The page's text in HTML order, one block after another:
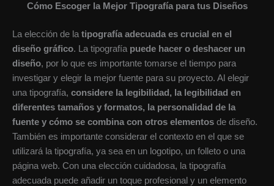
Cómo Escoger la Mejor Tipografía para tus Diseños
La elección de la tipografía adecuada es crucial en el
diseño gráfico. La tipografía puede hacer o deshacer un
diseño, por lo que es importante tomarse el tiempo para
investigar y elegir la mejor fuente para su proyecto. Al elegir
una tipografía, considere la legibilidad, la legibilidad en
diferentes tamaños y formatos, la personalidad de la
fuente y cómo se combina con otros elementos de diseño.
También es importante considerar el contexto en el que se
utilizará la tipografía, ya sea en un logotipo, un folleto o una
página web. Con una elección cuidadosa, la tipografía
adecuada puede añadir un toque profesional y un elemento